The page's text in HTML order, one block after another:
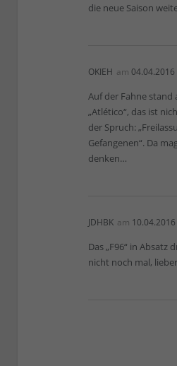
die neue Saison
OKIEH am 04.04.2016
Auf der Fahne
„Atlético“, das ist
der Spruch:
Gefangenen“. Da
denken…
JDHBK am
Das „F96“ in Absatz
nicht noch mal,